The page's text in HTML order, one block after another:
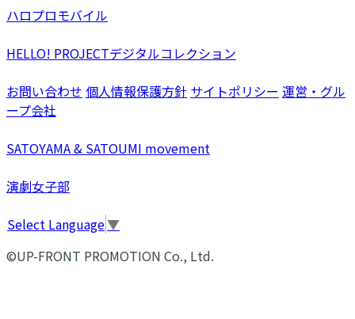
ハロプロモバイル
HELLO! PROJECTデジタルコレクション
お問い合わせ 個人情報保護方針 サイトポリシー 運営・グル
ープ会社
SATOYAMA & SATOUMI movement
演劇女子部
Select Language▼
©UP-FRONT PROMOTION Co., Ltd.